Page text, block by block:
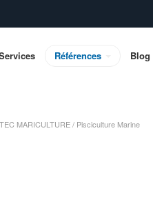
Références Blog
MARICULTURE / Pisciculture Marine